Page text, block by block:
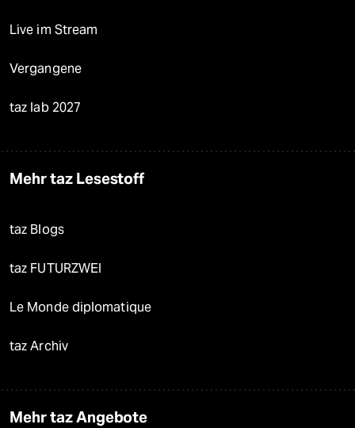
Live im Stream
Vergangene
taz lab 2027
Mehr taz Lesestoff
taz Blogs
taz FUTURZWEI
Le Monde diplomatique
taz Archiv
Mehr taz Angebote